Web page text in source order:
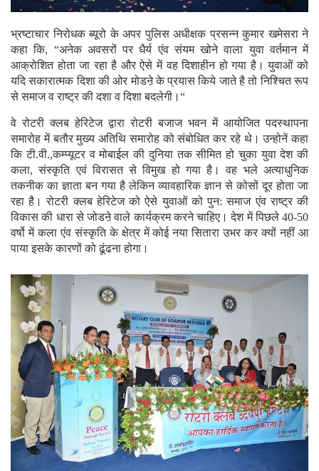
भ्रष्टाचार निरोधक ब्यूरो के अपर पुलिस अधीक्षक प्रसन्न कुमार खमेसरा ने
कहा कि, “अनेक अवसरों पर धैर्य एंव संयम खोने वाला युवा वर्तमान में
आक्रोशित होता जा रहा है और ऐसे में वह दिशाहीन हो गया है। युवाओं को
यदि सकारात्मक दिशा की ओर मोडऩे के प्रयास किये जाते है तो निश्चित रूप
से समाज व राष्ट्र की दशा व दिशा बदलेगी।“
वे रोटरी क्लब हेरिटेज द्वारा रोटरी बजाज भवन में आयोजित पदस्थापना
समारोह में बतौर मुख्य अतिथि समारोह को संबोधित कर रहे थे। उन्होनें कहा
कि टी.वी.,कम्प्यूटर व मोबाईल की दुनिया तक सीमित हो चुका युवा देश की
कला, संस्कृति एवं विरासत से विमुख हो गया है। वह भले अत्याधुनिक
तकनीक का ज्ञाता बन गया है लेकिन व्यावहारिक ज्ञान से कोसों दूर होता जा
रहा है। रोटरी क्लब हेरिटेज को ऐसे युवाओं को पुन: समाज एंव राष्ट्र की
विकास की धारा से जोडऩे वाले कार्यक्रम करने चाहिए। देश में पिछले 40-50
वर्षो में कला एंव संस्कृति के क्षेत्र में कोई नया सितारा उभर कर क्यों नहीं आ
पाया इसके कारणों को ढूंढना होगा।